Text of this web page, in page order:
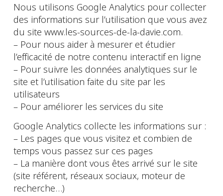
Nous utilisons Google Analytics pour collecter
des informations sur l’utilisation que vous avez
du site www.les-sources-de-la-davie.com.
– Pour nous aider à mesurer et étudier
l’efficacité de notre contenu interactif en ligne
– Pour suivre les données analytiques sur le
site et l’utilisation faite du site par les
utilisateurs
– Pour améliorer les services du site
Google Analytics collecte les informations sur :
– Les pages que vous visitez et combien de
temps vous passez sur ces pages
– La manière dont vous êtes arrivé sur le site
(site référent, réseaux sociaux, moteur de
recherche…)